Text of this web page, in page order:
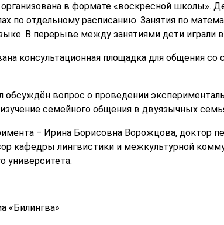
в формате «воскресной школы».
по отдельному расписанию. Занятия по
В перерыве между занятиями дети играли
консультационная площадка для общения
обсуждён вопрос о проведении
семейного общения в двуязычных
‒ Ирина Борисовна Ворожцова, доктор
кафедры лингвистики и межкультурной
университета.
«Билингва»